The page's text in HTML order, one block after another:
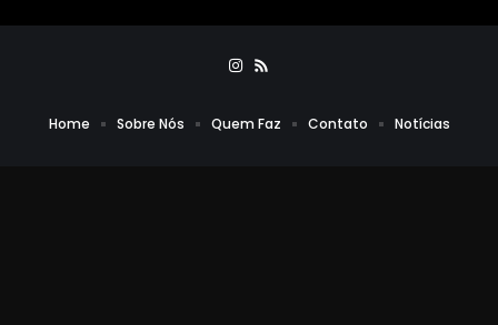
Home Sobre Nós Quem Faz Contato Notícias